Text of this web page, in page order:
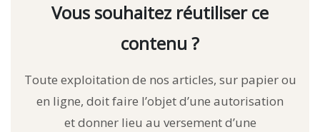
Vous souhaitez réutiliser ce
contenu ?
Toute exploitation de nos articles, sur papier ou
en ligne, doit faire l’objet d’une autorisation
et donner lieu au versement d’une